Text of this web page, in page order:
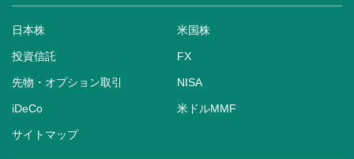
日本株 米国株
投資信託 FX
先物・オプション取引 NISA
iDeCo 米ドルMMF
サイトマップ